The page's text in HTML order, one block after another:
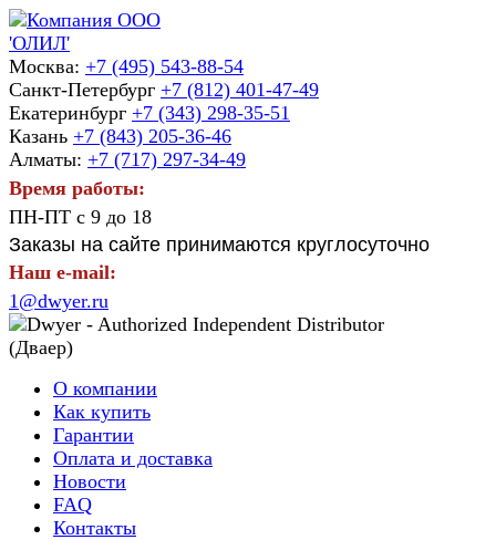
Москва: +7 (495) 543-88-54
Санкт-Петербург +7 (812) 401-47-49
Екатеринбург +7 (343) 298-35-51
Казань +7 (843) 205-36-46
Алматы: +7 (717) 297-34-49
Время работы:
ПН-ПТ с 9 до 18
Заказы на сайте принимаются круглосуточно
Наш e-mail:
1@dwyer.ru
О компании
Как купить
Гарантии
Оплата и доставка
Новости
FAQ
Контакты